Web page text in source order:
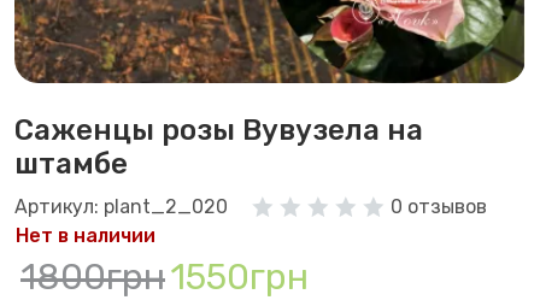
Саженцы розы Вувузела на
штамбе
Артикул: plant_2_020
0 отзывов
Нет в наличии
1800грн1550грн